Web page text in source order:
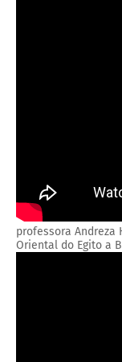
professora Andreza
Oriental do Egito a